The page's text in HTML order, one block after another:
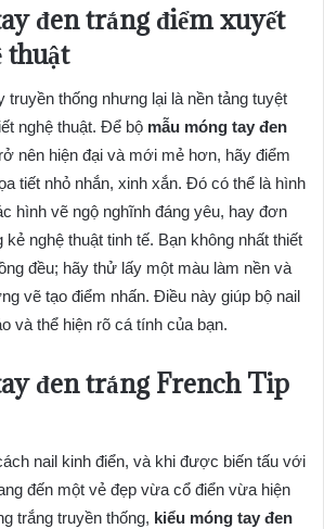
đen trắng điểm xuyết
thuật
truyền thống nhưng lại là nền tảng tuyệt
nghệ thuật. Để bộ mẫu móng tay đen
nên hiện đại và mới mẻ hơn, hãy điểm
tiết nhỏ nhắn, xinh xắn. Đó có thể là hình
hình vẽ ngộ nghĩnh đáng yêu, hay đơn
nghệ thuật tinh tế. Bạn không nhất thiết
đều; hãy thử lấy một màu làm nền và
vẽ tạo điểm nhấn. Điều này giúp bộ nail
và thể hiện rõ cá tính của bạn.
đen trắng French Tip
nail kinh điển, và khi được biến tấu với
đến một vẻ đẹp vừa cổ điển vừa hiện
trắng truyền thống, kiểu móng tay đen